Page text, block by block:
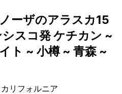
ーザのアラスカ15
スコ発 ケチカン ~
ト ~ 小樽 ~ 青森 ~
リフォルニア